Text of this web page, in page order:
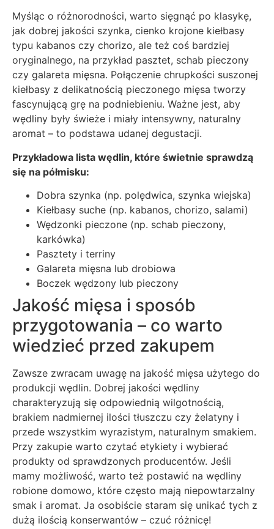
Myśląc o różnorodności, warto sięgnąć po klasykę,
jak dobrej jakości szynka, cienko krojone kiełbasy
typu kabanos czy chorizo, ale też coś bardziej
oryginalnego, na przykład pasztet, schab pieczony
czy galareta mięsna. Połączenie chrupkości suszonej
kiełbasy z delikatnością pieczonego mięsa tworzy
fascynującą grę na podniebieniu. Ważne jest, aby
wędliny były świeże i miały intensywny, naturalny
aromat – to podstawa udanej degustacji.
Przykładowa lista wędlin, które świetnie sprawdzą
się na półmisku:
Dobra szynka (np. polędwica, szynka wiejska)
Kiełbasy suche (np. kabanos, chorizo, salami)
Wędzonki pieczone (np. schab pieczony,
karkówka)
Pasztety i terriny
Galareta mięsna lub drobiowa
Boczek wędzony lub pieczony
Jakość mięsa i sposób
przygotowania – co warto
wiedzieć przed zakupem
Zawsze zwracam uwagę na jakość mięsa użytego do
produkcji wędlin. Dobrej jakości wędliny
charakteryzują się odpowiednią wilgotnością,
brakiem nadmiernej ilości tłuszczu czy żelatyny i
przede wszystkim wyrazistym, naturalnym smakiem.
Przy zakupie warto czytać etykiety i wybierać
produkty od sprawdzonych producentów. Jeśli
mamy możliwość, warto też postawić na wędliny
robione domowo, które często mają niepowtarzalny
smak i aromat. Ja osobiście staram się unikać tych z
dużą ilością konserwantów – czuć różnicę!